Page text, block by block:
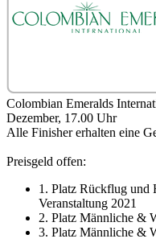
Colombian Emeralds
Dezember, 17.00 Uhr
Alle Finisher erhalten eine
Preisgeld offen:
1. Platz Rückflug und
Veranstaltung 2021
2. Platz Männliche &
3. Platz Männliche &